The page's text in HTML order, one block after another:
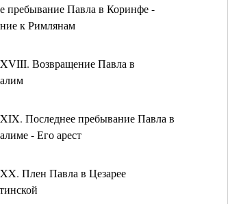
пребывание Павла в Коринфе -
к Римлянам
Возвращение Павла в
Последнее пребывание Павла в
- Его арест
Плен Павла в Цезарее